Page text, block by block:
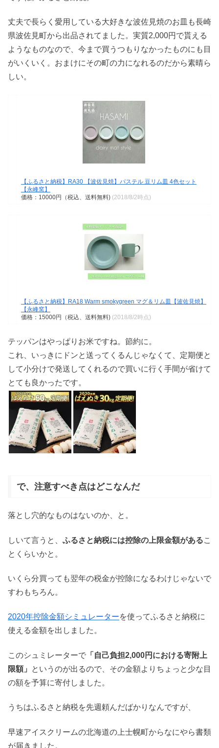
丈夫で長らく愛用している大好きな波佐見焼のお皿も長崎
県波佐見町から出品されてました。実質2,000円で貰える
ようなものなので、今まで買うつもりなかったものにも目
がいくいく。おまけにその町の力になれるのだから素晴ら
しい。
【ふるさと納税】RA30 【波佐見焼】パステル 豆リム皿 4色セット
【永峰窯】
価格：10000円（税込、送料無料) (2018/8/2時点)
【ふるさと納税】RA18 Warm smokygreen マグ＆リム皿【波佐見焼】
【永峰窯】
価格：15000円（税込、送料無料) (2018/8/2時点)
テッパンはやっぱりお米ですね。節約に。
これ、いっきにドンと送ってくるんじゃなくて、定期便と
して小分けで発送してくれるので買いに行く手間が省けて
とても良かったです。
で、注意すべき点はどこなんだ
落とし穴的なものはないのか、と。
しいて言うと、 ふるさと納税には控除の上限金額があるこ
とくらいかと。
いくら分買っても翌年の税金が控除になるわけじゃないで
すわもちろん。
2020年控除金額シミュレーターを使ってふるさと納税に
使える金額を出しました。
このシュミレーターで 「自己負担2,000円における寄附上
限額」
というのが出るので、その金額よりちょっと少な目
の額を予算に寄付しました。
うちはふるさと納税を先週頼んだばかりなんですが、
早速アイスクリームの北海道の上士幌町からなにやら書類
が届きました。